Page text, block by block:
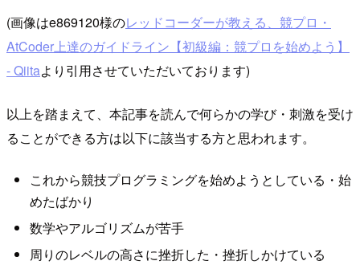
(画像はe869120様のレッドコーダーが教える、競プロ・
AtCoder上達のガイドライン【初級編：競プロを始めよう】
- Qiitaより引用させていただいております)
以上を踏まえて、本記事を読んで何らかの学び・刺激を受け
ることができる方は以下に該当する方と思われます。
これから競技プログラミングを始めようとしている・始
めたばかり
数学やアルゴリズムが苦手
周りのレベルの高さに挫折した・挫折しかけている